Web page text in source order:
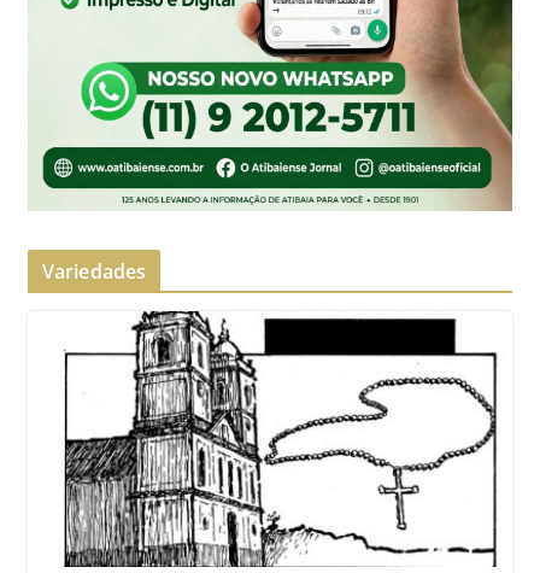
Variedades